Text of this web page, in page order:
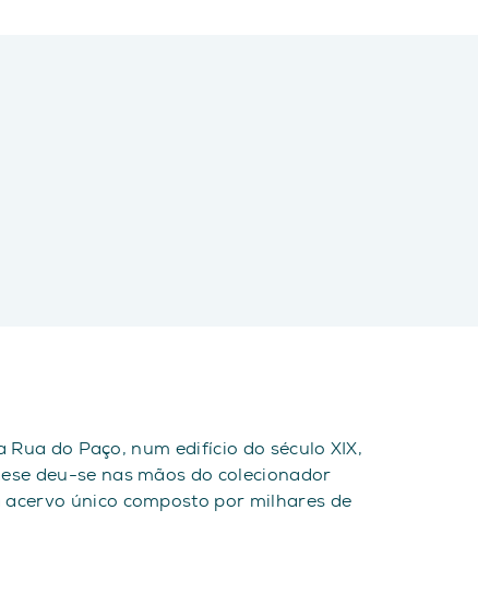
do Paço, num edifício do século XIX,
deu-se nas mãos do colecionador
único composto por milhares de